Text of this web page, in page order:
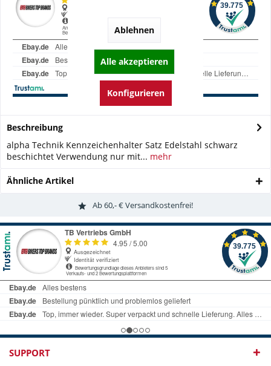
Beschreibung
alpha Technik Kennzeichenhalter Satz Edelstahl schwarz
beschichtet Verwendung nur mit... mehr
Ähnliche Artikel
Ab 60,- € Versandkostenfrei!
SUPPORT
Ablehnen
Alle akzeptieren
Konfigurieren